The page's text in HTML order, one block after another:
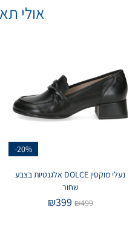
אולי
-20%
נעלי מוקסין DOLCE אלגנטיות בצבע
שחור
₪499
₪399